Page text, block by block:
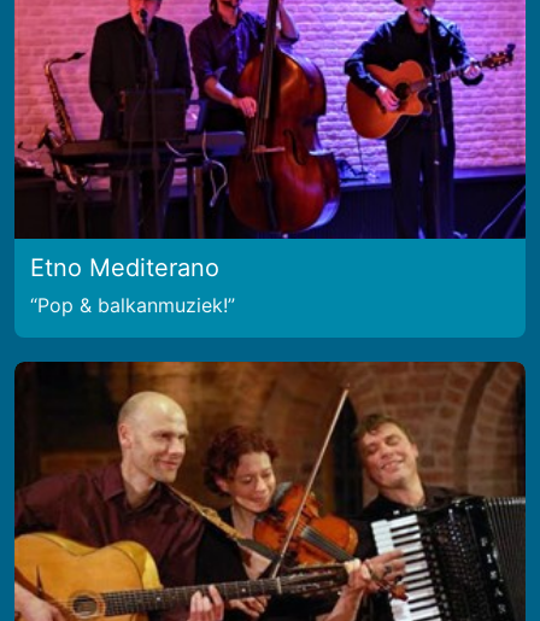
Etno Mediterano
Pop & balkanmuziek!